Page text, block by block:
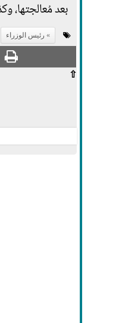
بعد مُعالجتها،
رئيس الوزراء
⇧